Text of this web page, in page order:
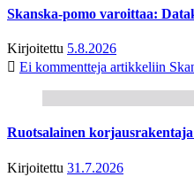
Skanska-pomo varoittaa:
Kirjoitettu 5.8.2026
Ei kommentteja artikkeliin
Ruotsalainen
Kirjoitettu 31.7.2026